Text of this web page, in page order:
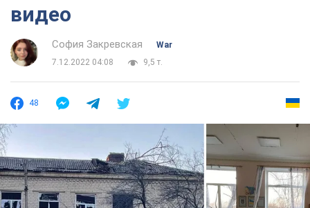
видео
София Закревская
War
7.12.2022 04:08
9,5 т.
48